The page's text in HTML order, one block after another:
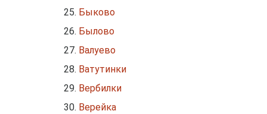
Быково
Былово
Валуево
Ватутинки
Вербилки
Верейка